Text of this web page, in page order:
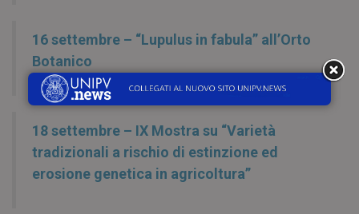
16 settembre – “Lupulus in fabula” all’Orto
Botanico
18 settembre – IX Mostra su “Varietà
tradizionali a rischio di estinzione ed
erosione genetica in agricoltura”